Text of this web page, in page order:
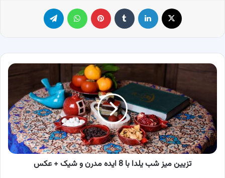
لینکدین ‫تامبلر پینترست
تزیین
ایده
مدرن
و
تزیین میز شب یلدا با 8 ایده مدرن و شیک + عکس